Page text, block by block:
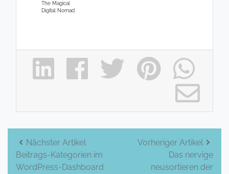
The Magical
Digital Nomad
Beitrags-
Navigation
Nächster Artikel
Beitrags-Kategorien im
WordPress-Dashboard
Vorheriger Artikel
Das nervige
neusortieren der